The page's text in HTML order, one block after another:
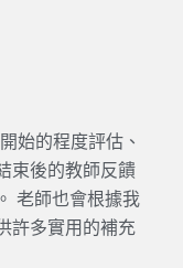
始的程度評估、
束後的教師反饋
老師也會根據我
許多實用的補充